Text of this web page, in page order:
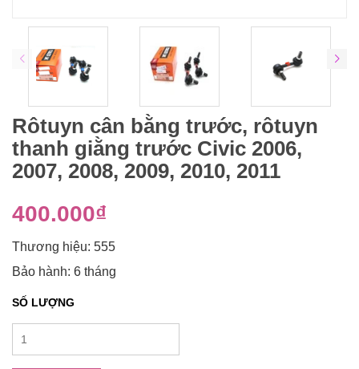
Rôtuyn cân bằng trước, rôtuyn
thanh giằng trước Civic 2006,
2007, 2008, 2009, 2010, 2011
400.000₫
Thương hiệu: 555
Bảo hành: 6 tháng
SỐ LƯỢNG